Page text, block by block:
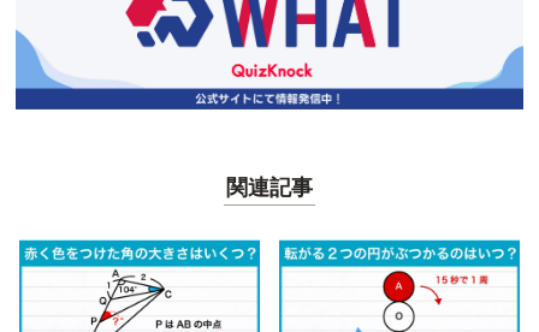
関連記事